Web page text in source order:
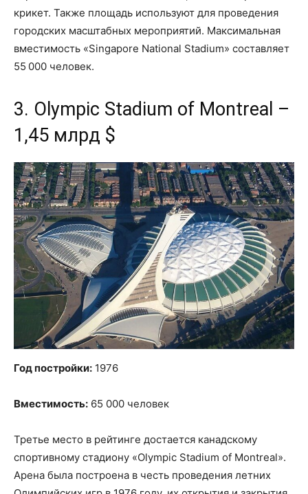
крикет. Также площадь используют для проведения
городских масштабных мероприятий. Максимальная
вместимость «Singapore National Stadium» составляет
55 000 человек.
3. Olympic Stadium of Montreal –
1,45 млрд $
Год постройки: 1976
Вместимость: 65 000 человек
Третье место в рейтинге достается канадскому
спортивному стадиону «Olympic Stadium of Montreal».
Арена была построена в честь проведения летних